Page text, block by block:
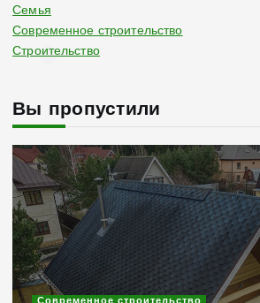
Семья
Современное строительство
Строительство
Вы пропустили